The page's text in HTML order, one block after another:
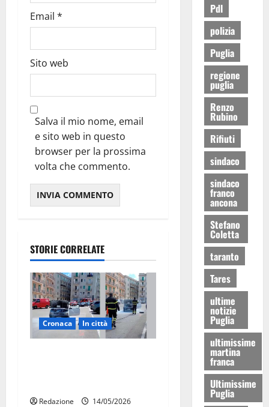
Email *
Sito web
Salva il mio nome, email
e sito web in questo
browser per la prossima
volta che commento.
STORIE CORRELATE
Cronaca In città
Redazione
14/05/2026
Pdl
polizia
Puglia
regione
puglia
Renzo
Rubino
Rifiuti
sindaco
sindaco
franco
ancona
Stefano
Coletta
taranto
Tares
ultime
notizie
Puglia
ultimissime
martina
franca
Ultimissime
Puglia